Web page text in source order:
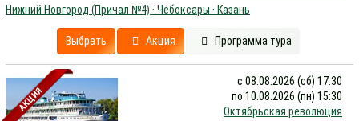
Нижний Новгород (Причал №4) · Чебоксары · Казань
Выбрать Акция Программа тура
АКЦИЯ
с 08.08.2026 (сб) 17:30
по 10.08.2026 (пн) 15:30
Октябрьская революция